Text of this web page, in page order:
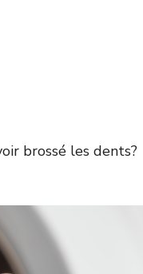
brossé les dents?